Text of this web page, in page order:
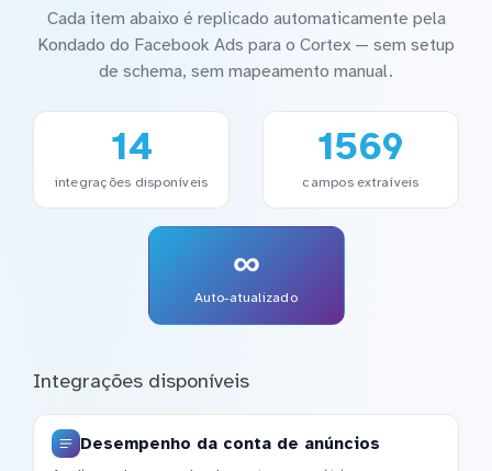
Cada item abaixo é replicado automaticamente pela
Kondado do Facebook Ads para o Cortex — sem setup
de schema, sem mapeamento manual.
14
integrações disponíveis
1569
campos extraíveis
∞
Auto-atualizado
Integrações disponíveis
Desempenho da conta de anúncios